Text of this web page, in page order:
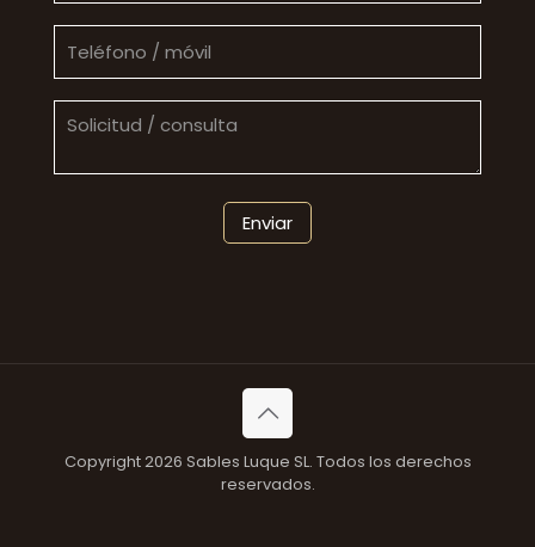
Copyright 2026 Sables Luque SL. Todos los derechos
reservados.